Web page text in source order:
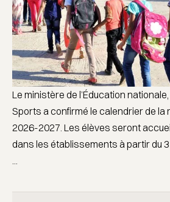
Le ministère de l’Éducation
Sports a confirmé le calendrier de la
2026-2027. Les élèves seront
dans les établissements à partir du
...